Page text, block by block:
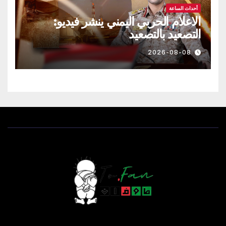
أحداث الساعة
الاعلام الحربي اليمني ينشر فيديو:
التصعيد بالتصعيد
2026-08-08